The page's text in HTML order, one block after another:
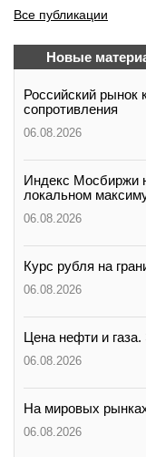
Все публикации
Новые
Российский рынок
сопротивления
06.08.2026
Индекс Мосбиржи
локальном
06.08.2026
Курс рубля на
06.08.2026
Цена нефти и газа.
06.08.2026
На мировых
06.08.2026